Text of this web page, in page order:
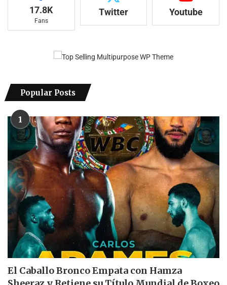
17.8K
Fans
Twitter Youtube
Popular Posts
1
El Caballo Bronco Empata con Hamza